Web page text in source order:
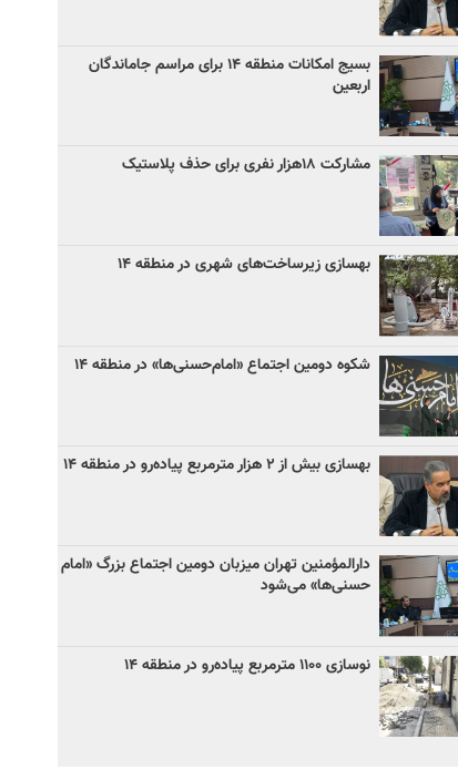
بسیج امکانات منطقه ۱۴ برای مراسم جاماندگان
اربعین
مشارکت ۱۸هزار نفری برای حذف پلاستیک
بهسازی زیرساخت‌های شهری در منطقه ۱۴
شکوه دومین اجتماع «امام‌حسنی‌ها» در منطقه ۱۴
بهسازی بیش از ۲ هزار مترمربع پیاده‌رو در منطقه ۱۴
دارالمؤمنین تهران میزبان دومین اجتماع بزرگ «امام
حسنی‌ها» می‌شود
نوسازی ۱۱۰۰ مترمربع پیاده‌رو در منطقه ۱۴